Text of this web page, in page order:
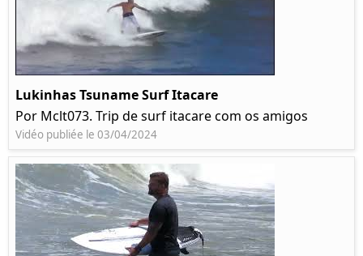
Lukinhas Tsuname Surf Itacare
Por Mclt073. Trip de surf itacare com os amigos
Vidéo publiée le 03/04/2024